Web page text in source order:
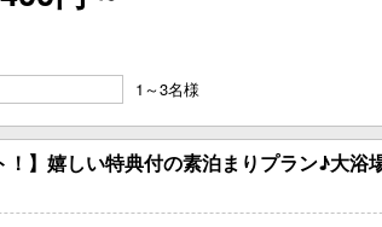
1～3名様
！】嬉しい特典付の素泊まりプラン♪大